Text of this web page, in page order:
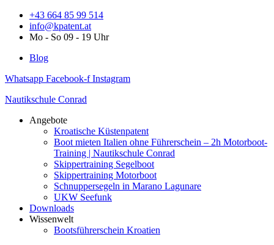
Zum
Inhalt
springen
+43 664 85 99 514
info@kpatent.at
Mo - So 09 - 19 Uhr
Blog
Whatsapp Facebook-f Instagram
Nautikschule Conrad
Angebote
Kroatische Küstenpatent
Boot mieten Italien ohne Führerschein – 2h Motorboot-
Training | Nautikschule Conrad
Skippertraining Segelboot
Skippertraining Motorboot
Schnuppersegeln in Marano Lagunare
UKW Seefunk
Downloads
Wissenwelt
Bootsführerschein Kroatien